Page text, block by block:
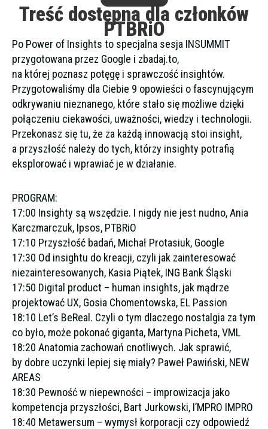
Treść dostępna dla członków
PTBRiO
Po Power of Insights to specjalna sesja INSUMMIT
przygotowana przez Google i zbadaj.to,
na której poznasz potęgę i sprawczość insightów.
Przygotowaliśmy dla Ciebie 9 opowieści o fascynującym
odkrywaniu nieznanego, które stało się możliwe dzięki
połączeniu ciekawości, uważności, wiedzy i technologii.
Przekonasz się tu, że za każdą innowacją stoi insight,
a przyszłość należy do tych, którzy insighty potrafią
eksplorować i wprawiać je w działanie.
PROGRAM:
17:00 Insighty są wszędzie. I nigdy nie jest nudno, Ania
Karczmarczuk, Ipsos, PTBRiO
17:10 Przyszłość badań, Michał Protasiuk, Google
17:30 Od insightu do kreacji, czyli jak zainteresować
niezainteresowanych, Kasia Piątek, ING Bank Śląski
17:50 Digital product – human insights, jak mądrze
projektować UX, Gosia Chomentowska, EL Passion
18:10 Let’s BeReal. Czyli o tym dlaczego nostalgia za tym
co było, może pokonać giganta, Martyna Picheta, VML
18:20 Anatomia zachowań cnotliwych. Jak sprawić,
by dobre uczynki lepiej się miały? Paweł Pawiński, NEW
AREAS
18:30 Pewność w niepewności – improwizacja jako
kompetencja przyszłości, Bart Jurkowski, I’MPRO IMPRO
18:40 Metawersum – wymysł korporacji czy odpowiedź